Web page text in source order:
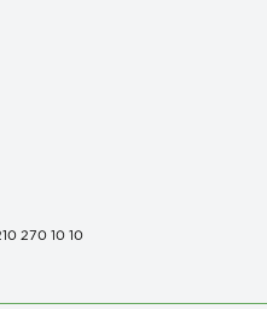
270 10 10